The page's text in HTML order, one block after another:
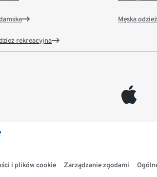
rekreacyjna
Męska
appleinc
i plików cookie Zarządzanie zgodami